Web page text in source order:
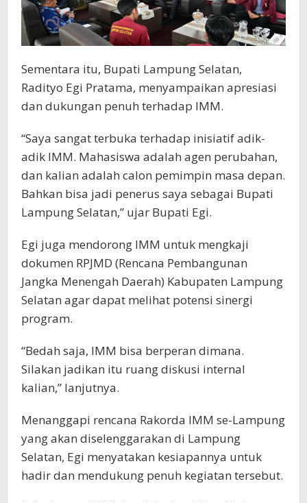
Sementara itu, Bupati Lampung Selatan,
Radityo Egi Pratama, menyampaikan apresiasi
dan dukungan penuh terhadap IMM.
“Saya sangat terbuka terhadap inisiatif adik-
adik IMM. Mahasiswa adalah agen perubahan,
dan kalian adalah calon pemimpin masa depan.
Bahkan bisa jadi penerus saya sebagai Bupati
Lampung Selatan,” ujar Bupati Egi.
Egi juga mendorong IMM untuk mengkaji
dokumen RPJMD (Rencana Pembangunan
Jangka Menengah Daerah) Kabupaten Lampung
Selatan agar dapat melihat potensi sinergi
program.
“Bedah saja, IMM bisa berperan dimana.
Silakan jadikan itu ruang diskusi internal
kalian,” lanjutnya.
Menanggapi rencana Rakorda IMM se-Lampung
yang akan diselenggarakan di Lampung
Selatan, Egi menyatakan kesiapannya untuk
hadir dan mendukung penuh kegiatan tersebut.